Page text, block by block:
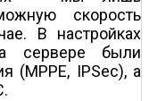
скорость
В настройках
сервере были
(MPPE, IPSec), а